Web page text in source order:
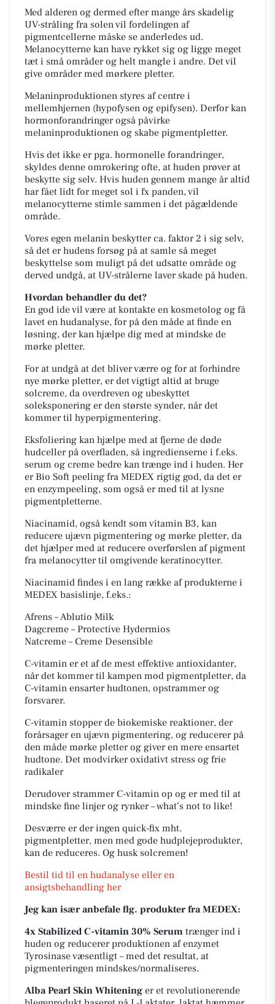
Med alderen og dermed efter mange års skadelig
UV-stråling fra solen vil fordelingen af
pigmentcellerne måske se anderledes ud.
Melanocytterne kan have rykket sig og ligge meget
tæt i små områder og helt mangle i andre. Det vil
give områder med mørkere pletter.
Melaninproduktionen styres af centre i
mellemhjernen (hypofysen og epifysen). Derfor kan
hormonforandringer også påvirke
melaninproduktionen og skabe pigmentpletter.
Hvis det ikke er pga. hormonelle forandringer,
skyldes denne omrokering ofte, at huden prøver at
beskytte sig selv. Hvis huden gennem mange år altid
har fået lidt for meget sol i fx panden, vil
melanocytterne stimle sammen i det pågældende
område.
Vores egen melanin beskytter ca. faktor 2 i sig selv,
så det er hudens forsøg på at samle så meget
beskyttelse som muligt på det udsatte område og
derved undgå, at UV-strålerne laver skade på huden.
Hvordan behandler du det?
En god ide vil være at kontakte en kosmetolog og få
lavet en hudanalyse, for på den måde at finde en
løsning, der kan hjælpe dig med at mindske de
mørke pletter.
For at undgå at det bliver værre og for at forhindre
nye mørke pletter, er det vigtigt altid at bruge
solcreme, da overdreven og ubeskyttet
soleksponering er den største synder, når det
kommer til hyperpigmentering.
Eksfoliering kan hjælpe med at fjerne de døde
hudceller på overfladen, så ingredienserne i f.eks.
serum og creme bedre kan trænge ind i huden. Her
er Bio Soft peeling fra MEDEX rigtig god, da det er
en enzympeeling, som også er med til at lysne
pigmentpletterne.
Niacinamid, også kendt som vitamin B3, kan
reducere ujævn pigmentering og mørke pletter, da
det hjælper med at reducere overførslen af pigment
fra melanocytter til omgivende keratinocytter.
Niacinamid findes i en lang række af produkterne i
MEDEX basislinje, f.eks.:
Afrens – Ablutio Milk
Dagcreme – Protective Hydermios
Natcreme – Creme Desensible
C-vitamin er et af de mest effektive antioxidanter,
når det kommer til kampen mod pigmentpletter, da
C-vitamin ensarter hudtonen, opstrammer og
forsvarer.
C-vitamin stopper de biokemiske reaktioner, der
forårsager en ujævn pigmentering, og reducerer på
den måde mørke pletter og giver en mere ensartet
hudtone. Det modvirker oxidativt stress og frie
radikaler
Derudover strammer C-vitamin op og er med til at
mindske fine linjer og rynker – what’s not to like!
Desværre er der ingen quick-fix mht.
pigmentpletter, men med gode hudplejeprodukter,
kan de reduceres. Og husk solcremen!
Bestil tid til en hudanalyse eller en
ansigtsbehandling her
Jeg kan især anbefale flg. produkter fra MEDEX:
4x Stabilized C-vitamin 30% Serum trænger ind i
huden og reducerer produktionen af enzymet
Tyrosinase væsentligt – med det resultat, at
pigmenteringen mindskes/normaliseres.
Alba Pearl Skin Whitening er et revolutionerende